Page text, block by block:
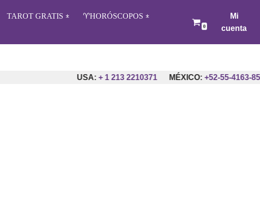
TAROT GRATIS
♈️HORÓSCOPOS
0
Mi
cuenta
USA:+ 1 213 2210371 MÉXICO:+52-55-4163-